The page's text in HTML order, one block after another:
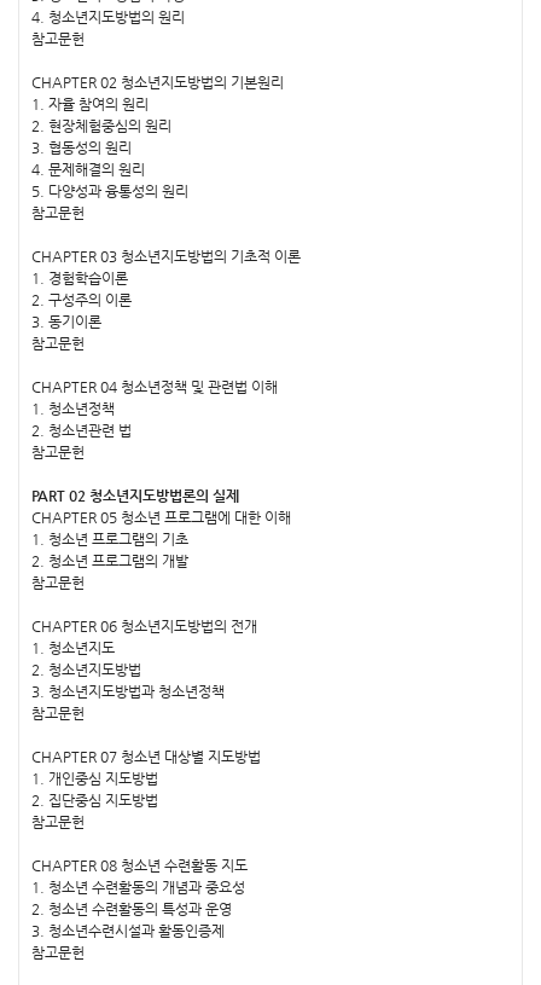
4. 청소년지도방법의 원리
참고문헌
CHAPTER 02 청소년지도방법의 기본원리
1. 자율 참여의 원리
2. 현장체험중심의 원리
3. 협동성의 원리
4. 문제해결의 원리
5. 다양성과 융통성의 원리
참고문헌
CHAPTER 03 청소년지도방법의 기초적 이론
1. 경험학습이론
2. 구성주의 이론
3. 동기이론
참고문헌
CHAPTER 04 청소년정책 및 관련법 이해
1. 청소년정책
2. 청소년관련 법
참고문헌
PART 02 청소년지도방법론의 실제
CHAPTER 05 청소년 프로그램에 대한 이해
1. 청소년 프로그램의 기초
2. 청소년 프로그램의 개발
참고문헌
CHAPTER 06 청소년지도방법의 전개
1. 청소년지도
2. 청소년지도방법
3. 청소년지도방법과 청소년정책
참고문헌
CHAPTER 07 청소년 대상별 지도방법
1. 개인중심 지도방법
2. 집단중심 지도방법
참고문헌
CHAPTER 08 청소년 수련활동 지도
1. 청소년 수련활동의 개념과 중요성
2. 청소년 수련활동의 특성과 운영
3. 청소년수련시설과 활동인증제
참고문헌